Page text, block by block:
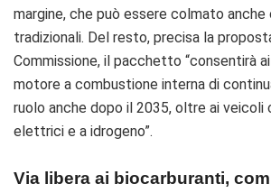
margine, che può essere colmato
tradizionali. Del resto, precisa la
Commissione, il pacchetto “consentirà a
motore a combustione interna di
ruolo anche dopo il 2035, oltre ai
elettrici e a idrogeno”.
Via libera ai biocarburanti,